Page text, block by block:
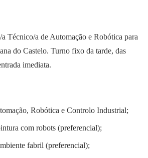
Técnico/a de Automação e Robótica para
do Castelo. Turno fixo da tarde, das
imediata.
Robótica e Controlo Industrial;
com robots (preferencial);
fabril (preferencial);